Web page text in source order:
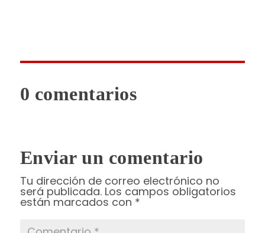
0 comentarios
Enviar un comentario
Tu dirección de correo electrónico no
será publicada. Los campos obligatorios
están marcados con *